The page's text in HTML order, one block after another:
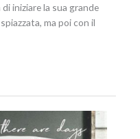
iniziare la sua grande
ma poi con il